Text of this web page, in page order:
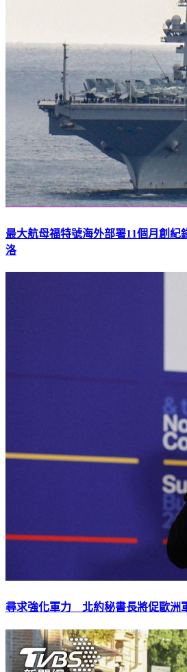
最大航母福特號海外部署11個月創
洛
尋求強化軍力 北約秘書長將促歐洲